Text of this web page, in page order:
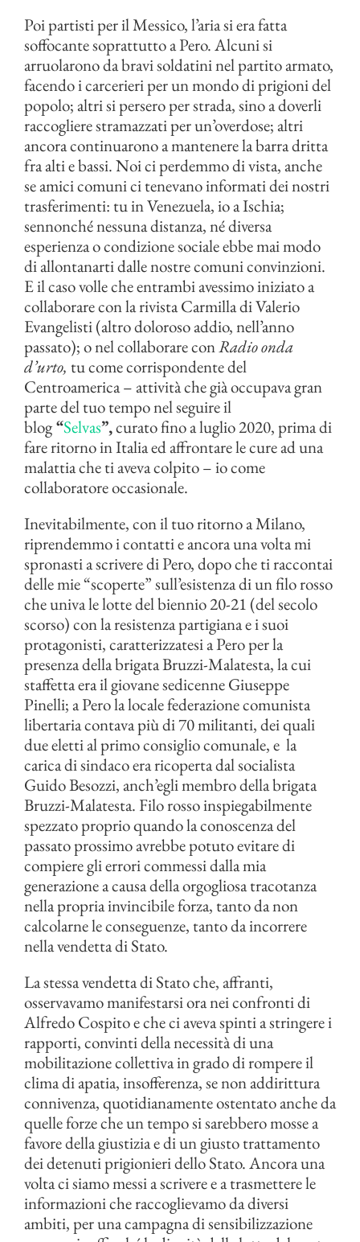
Poi partisti per il Messico, l’aria si era fatta
soffocante soprattutto a Pero. Alcuni si
arruolarono da bravi soldatini nel partito armato,
facendo i carcerieri per un mondo di prigioni del
popolo; altri si persero per strada, sino a doverli
raccogliere stramazzati per un’overdose; altri
ancora continuarono a mantenere la barra dritta
fra alti e bassi. Noi ci perdemmo di vista, anche
se amici comuni ci tenevano informati dei nostri
trasferimenti: tu in Venezuela, io a Ischia;
sennonché nessuna distanza, né diversa
esperienza o condizione sociale ebbe mai modo
di allontanarti dalle nostre comuni convinzioni.
E il caso volle che entrambi avessimo iniziato a
collaborare con la rivista Carmilla di Valerio
Evangelisti (altro doloroso addio, nell’anno
passato); o nel collaborare conRadio onda
d’urto, tu come corrispondente del
Centroamerica – attività che già occupava gran
parte del tuo tempo nel seguire il
blog“Selvas”,curato fino a luglio 2020, prima di
fare ritorno in Italia ed affrontare le cure ad una
malattia che ti aveva colpito – io come
collaboratore occasionale.
Inevitabilmente, con il tuo ritorno a Milano,
riprendemmo i contatti e ancora una volta mi
spronasti a scrivere di Pero, dopo che ti raccontai
delle mie “scoperte” sull’esistenza di un filo rosso
che univa le lotte del biennio 20-21 (del secolo
scorso) con la resistenza partigiana e i suoi
protagonisti, caratterizzatesi a Pero per la
presenza della brigata Bruzzi-Malatesta, la cui
staffetta era il giovane sedicenne Giuseppe
Pinelli; a Pero la locale federazione comunista
libertaria contava più di 70 militanti, dei quali
due eletti al primo consiglio comunale, e la
carica di sindaco era ricoperta dal socialista
Guido Besozzi, anch’egli membro della brigata
Bruzzi-Malatesta. Filo rosso inspiegabilmente
spezzato proprio quando la conoscenza del
passato prossimo avrebbe potuto evitare di
compiere gli errori commessi dalla mia
generazione a causa della orgogliosa tracotanza
nella propria invincibile forza, tanto da non
calcolarne le conseguenze, tanto da incorrere
nella vendetta di Stato.
La stessa vendetta di Stato che, affranti,
osservavamo manifestarsi ora nei confronti di
Alfredo Cospito e che ci aveva spinti a stringere i
rapporti, convinti della necessità di una
mobilitazione collettiva in grado di rompere il
clima di apatia, insofferenza, se non addirittura
connivenza, quotidianamente ostentato anche da
quelle forze che un tempo si sarebbero mosse a
favore della giustizia e di un giusto trattamento
dei detenuti prigionieri dello Stato. Ancora una
volta ci siamo messi a scrivere e a trasmettere le
informazioni che raccoglievamo da diversi
ambiti, per una campagna di sensibilizzazione